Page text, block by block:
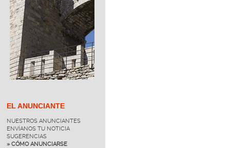
EL ANUNCIANTE
NUESTROS ANUNCIANTES
ENVÍANOS TU NOTICIA
SUGERENCIAS
» CÓMO ANUNCIARSE